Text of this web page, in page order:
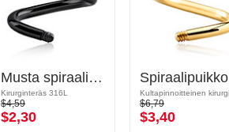
Musta spiraalipuikko
Kirurginteräs 316L
$4,59
$2,30
Spiraalipuikko
$6,79
$3,40